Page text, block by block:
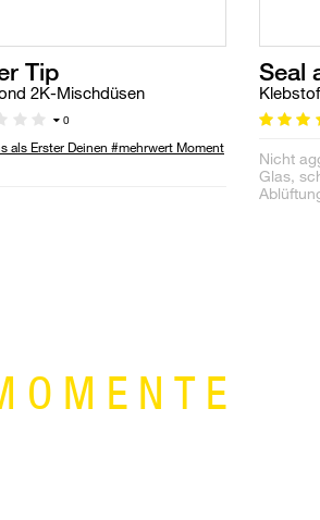
Tip
2K-Mischdüsen
0
als Erster Deinen #mehrwert Moment
Seal
Nicht
Glas,